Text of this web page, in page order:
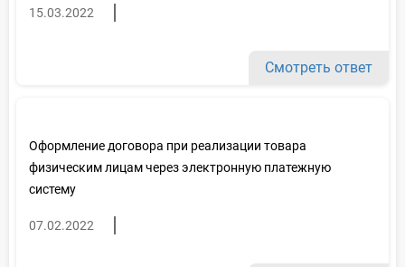
15.03.2022
Смотреть ответ
Оформление договора при реализации товара
физическим лицам через электронную платежную
систему
07.02.2022